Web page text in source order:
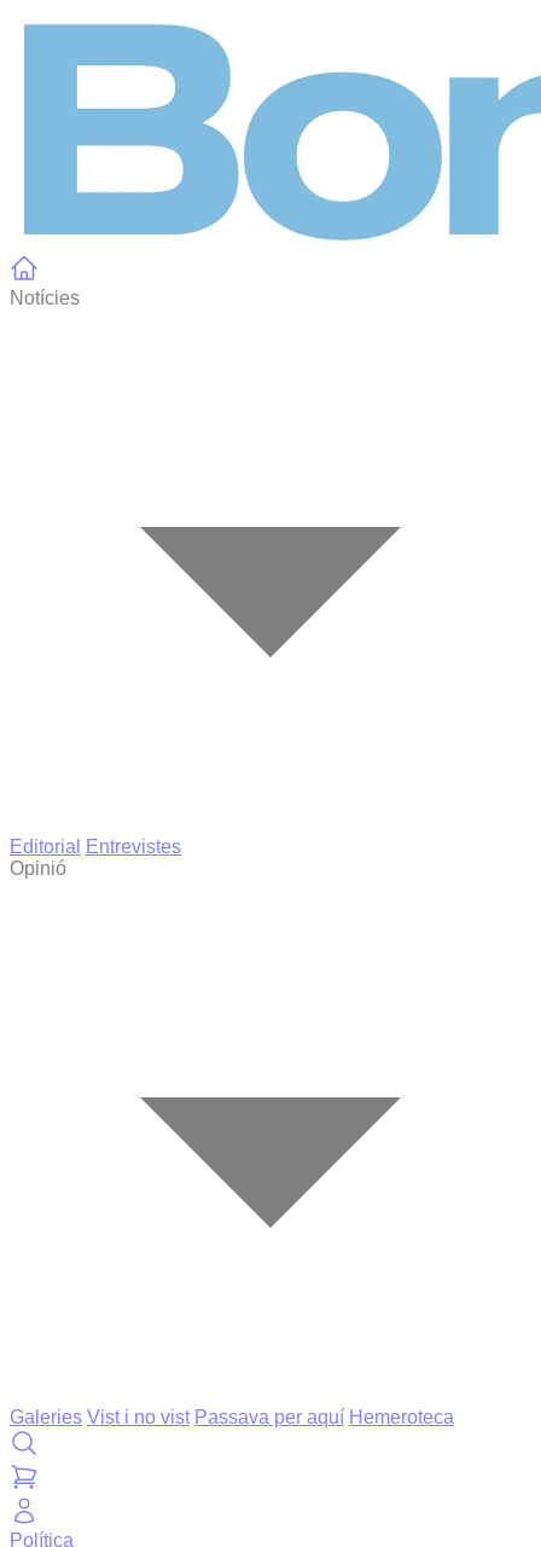
Notícies
Editorial
Entrevistes
Opinió
Galeries Vist i no vist Passava per aquí Hemeroteca
Política